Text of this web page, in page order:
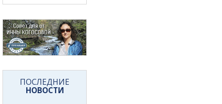
ПОСЛЕДНИЕ
НОВОСТИ